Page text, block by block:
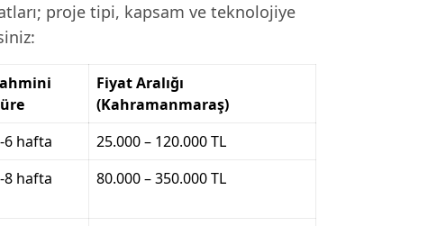
proje tipi, kapsam ve teknolojiye
Fiyat Aralığı
(Kahramanmaraş)
6 hafta
25.000 – 120.000 TL
8 hafta 80.000 – 350.000 TL